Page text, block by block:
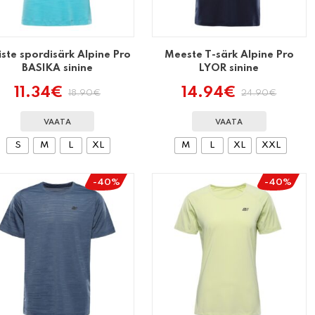
spordisärk Alpine Pro
BASIKA sinine
18.90€
Algne
oli:
18.90€.
11.34€Praegune
on:
11.34€.
VAATA
S M L XL
Meeste T-särk Alpine Pro
LYOR sinine
24.90€
Algne
oli:
24.90€.
14.94€
Praegune
on:
14.94€.
VAATA
M L XL XXL
-40% -40%